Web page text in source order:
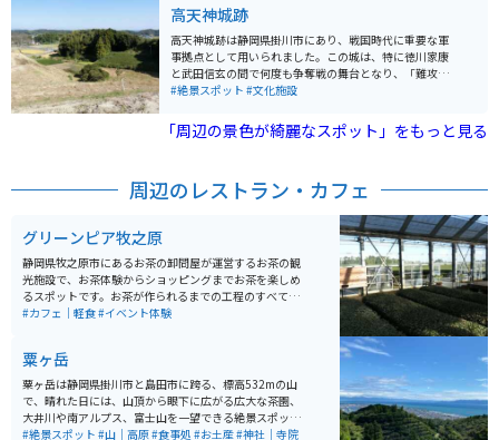
です。バイクでのアクセスや駐車場も整っており、ツー
リングの休憩スポットとしても人気。周辺には新鮮な海
産物を味わえる飲食店もあり、四季折々の自然とともに
ゆったり過ごせる場所です。
高天神城跡
高天神城跡は静岡県掛川市にあり、戦国時代に重要な軍
事拠点として用いられました。この城は、特に徳川家康
と武田信玄の間で何度も争奪戦の舞台となり、「難攻不
落の城」として知られています。標高132メートルの鶴
は遠江を制す」と言われ「難攻不落の名城」と呼ばれて
いましたが、家康の兵糧攻めに遭い落城しました。 美し
て残り、ハイキングや歴史探訪の場として人気です。か
#絶景スポット #文化施設
「周辺の景色が綺麗なスポット」をもっと見る
周辺のレストラン・カフェ
グリーンピア牧之原
静岡県牧之原市にあるお茶の卸問屋が運営するお茶の観
光施設で、お茶体験からショッピングまでお茶を楽しめ
るスポットです。お茶が作られるまでの工程のすべてを
一つの建物の中で見学でき、グルメから体験まで幅広く
#カフェ｜軽食#イベント体験
粟ヶ岳
粟ヶ岳は静岡県掛川市と島田市に跨る、標高532mの山
で、晴れた日には、山頂から眼下に広がる広大な茶園、
大井川や南アルプス、富士山を一望できる絶景スポット
です。また、約500本の桜が咲き誇る名所としても知ら
#絶景スポット #山｜高原#食事処 #お土産#神社｜寺院